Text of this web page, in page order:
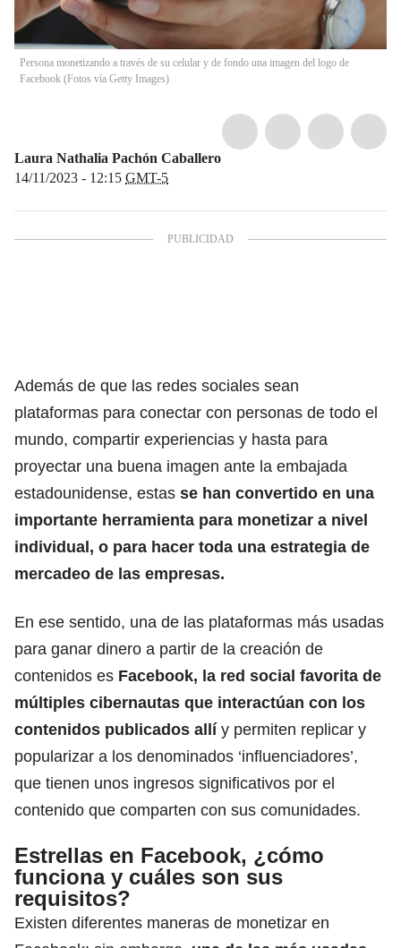
Persona monetizando a través de su celular y de fondo una imagen del logo de
Facebook (Fotos vía Getty Images)
Laura Nathalia Pachón Caballero
14/11/2023 - 12:15 GMT-5
Además de que las redes sociales sean
plataformas para conectar con personas de todo el
mundo, compartir experiencias y hasta para
proyectar una buena imagen ante la embajada
estadounidense, estas se han convertido en una
importante herramienta para monetizar a nivel
individual, o para hacer toda una estrategia de
mercadeo de las empresas.
En ese sentido, una de las plataformas más usadas
para ganar dinero a partir de la creación de
contenidos es Facebook, la red social favorita de
múltiples cibernautas que interactúan con los
contenidos publicados allí y permiten replicar y
popularizar a los denominados ‘influenciadores’,
que tienen unos ingresos significativos por el
contenido que comparten con sus comunidades.
Estrellas en Facebook, ¿cómo
funciona y cuáles son sus
requisitos?
Existen diferentes maneras de monetizar en